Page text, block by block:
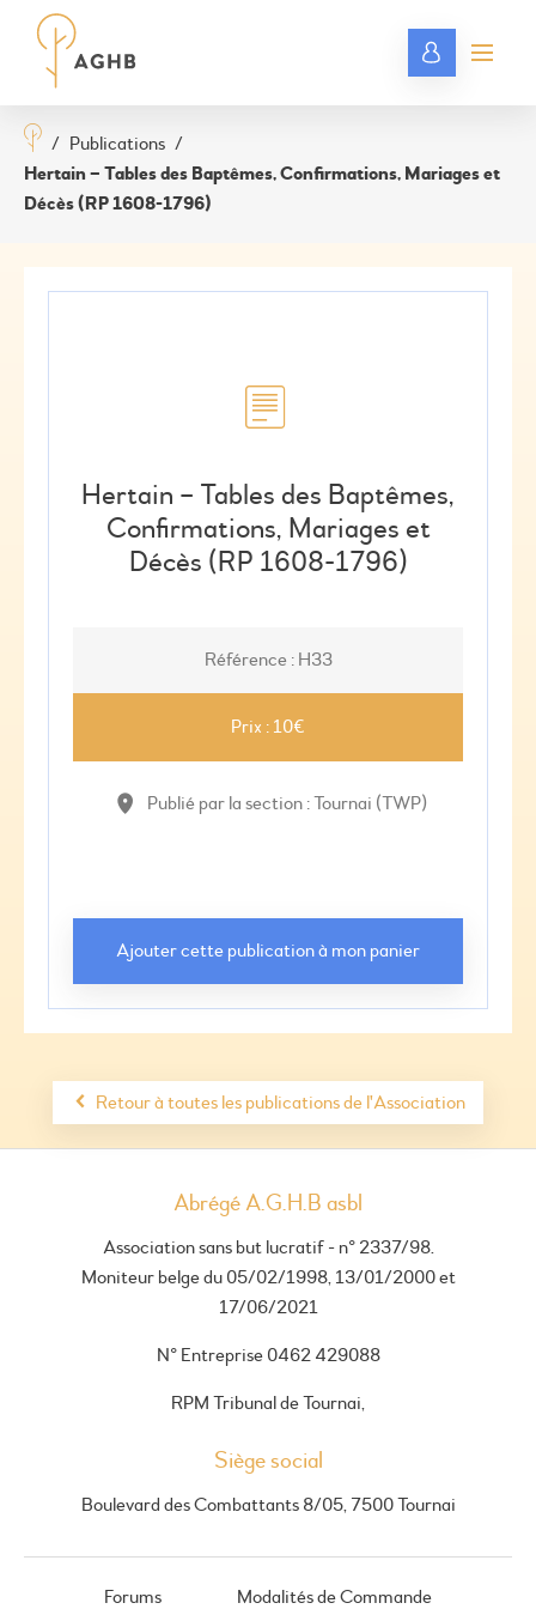
/ Publications /
Hertain – Tables des Baptêmes, Confirmations, Mariages et
Décès (RP 1608-1796)
Hertain – Tables des Baptêmes,
Confirmations, Mariages et
Décès (RP 1608-1796)
Référence : H33
Prix : 10€
Publié par la section : Tournai (TWP)
Retour à toutes les publications de l'Association
Abrégé A.G.H.B asbl
Association sans but lucratif - n° 2337/98.
Moniteur belge du 05/02/1998, 13/01/2000 et
17/06/2021
N° Entreprise 0462 429088
RPM Tribunal de Tournai,
Siège social
Boulevard des Combattants 8/05, 7500 Tournai
Forums Modalités de Commande